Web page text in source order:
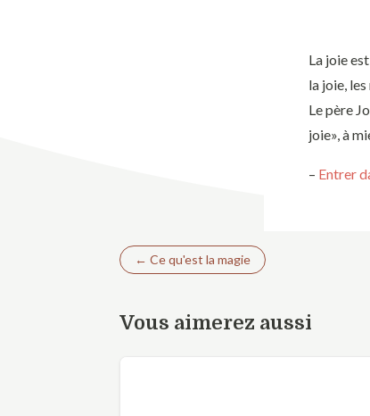
La joie
la joie,
Le père
joie», à
– Entrer
←Ce qu'est la magie
Vous aimerez aussi